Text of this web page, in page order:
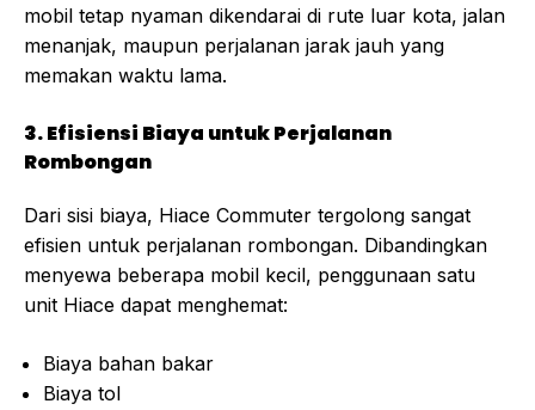
mobil tetap nyaman dikendarai di rute luar kota, jalan
menanjak, maupun perjalanan jarak jauh yang
memakan waktu lama.
3. Efisiensi Biaya untuk Perjalanan
Rombongan
Dari sisi biaya, Hiace Commuter tergolong sangat
efisien untuk perjalanan rombongan. Dibandingkan
menyewa beberapa mobil kecil, penggunaan satu
unit Hiace dapat menghemat:
Biaya bahan bakar
Biaya tol